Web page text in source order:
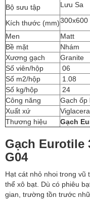
Bộ sưu tập
Lưu Sa
Kích thước (mm)300x600
Men
Matt
Bề mặt
Nhám
Xương gạch
Granite
Số viên/hộp
06
Số m2/hộp
1.08
Số kg/hộp
24
Công năng
Gạch ốp
Xuất xứ
Thương hiệu
Gạch
Gạch Eurotile
G04
Hạt cát nhỏ nhoi trong vũ
thể xô bạt. Dù có phiêu
gian, trường tồn trước